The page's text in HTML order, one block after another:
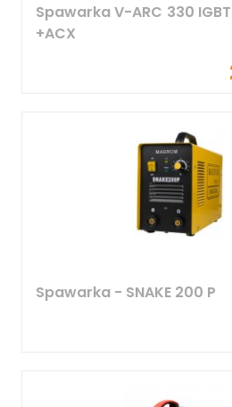
Spawarka V-ARC 330 IGBT
+ACX
Spawarka - SNAKE 200 P